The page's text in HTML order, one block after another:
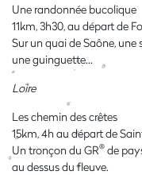
Une randonnée bucolique
11km, 3h30, au départ de
Sur un quai de Saône,
une guinguette...
Loire
Les chemin des crêtes
15km, 4h au départ de
Un tronçon du GR® de
au dessus du fleuve.